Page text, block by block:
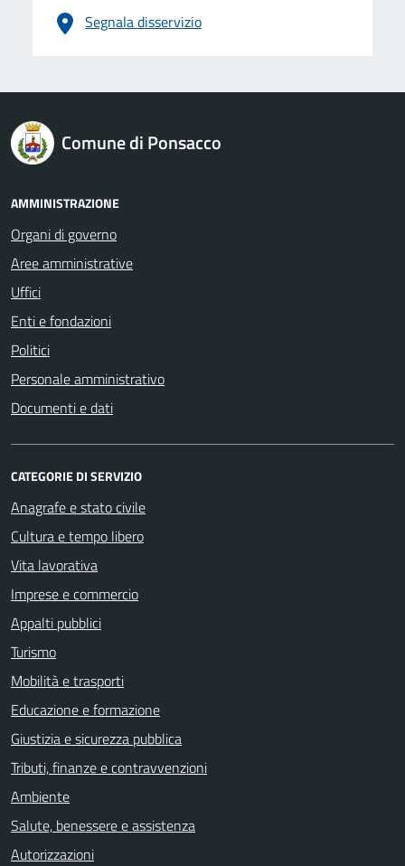
Segnala disservizio
logo Unione Europea
Comune di Ponsacco
AMMINISTRAZIONE
Organi di governo
Aree amministrative
Uffici
Enti e fondazioni
Politici
Personale amministrativo
Documenti e dati
CATEGORIE DI SERVIZIO
Anagrafe e stato civile
Cultura e tempo libero
Vita lavorativa
Imprese e commercio
Appalti pubblici
Turismo
Mobilità e trasporti
Educazione e formazione
Giustizia e sicurezza pubblica
Tributi, finanze e contravvenzioni
Ambiente
Salute, benessere e assistenza
Autorizzazioni